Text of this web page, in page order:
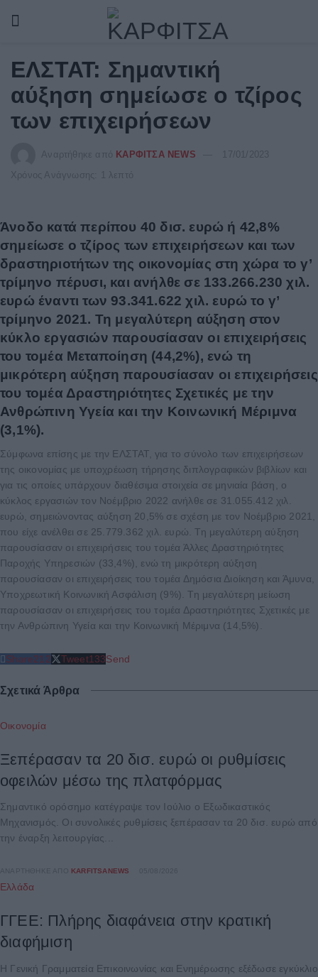
ΕΛΣΤΑΤ: Σημαντική
αύξηση σημείωσε ο τζίρος
των επιχειρήσεων
Αναρτήθηκε από ΚΑΡΦΙΤΣΑ NEWS
17/01/2023
Χρόνος Ανάγνωσης: 1 λεπτό
Άνοδο κατά περίπου 40 δισ. ευρώ ή 42,8%
σημείωσε ο τζίρος των επιχειρήσεων και των
δραστηριοτήτων της οικονομίας στη χώρα το γ’
τρίμηνο πέρυσι, και ανήλθε σε 133.266.230 χιλ.
ευρώ έναντι των 93.341.622 χιλ. ευρώ το γ’
τρίμηνο 2021. Τη μεγαλύτερη αύξηση στον
κύκλο εργασιών παρουσίασαν οι επιχειρήσεις
του τομέα Μεταποίηση (44,2%), ενώ τη
μικρότερη αύξηση παρουσίασαν οι επιχειρήσεις
του τομέα Δραστηριότητες Σχετικές με την
Ανθρώπινη Υγεία και την Κοινωνική Μέριμνα
(3,1%).
Σύμφωνα επίσης με την ΕΛΣΤΑΤ, για το σύνολο των επιχειρήσεων
της οικονομίας με υποχρέωση τήρησης διπλογραφικών βιβλίων και
για τις οποίες υπάρχουν διαθέσιμα στοιχεία σε μηνιαία βάση, ο
κύκλος εργασιών τον Νοέμβριο 2022 ανήλθε σε 31.055.412 χιλ.
ευρώ, σημειώνοντας αύξηση 20,5% σε σχέση με τον Νοέμβριο 2021,
που είχε ανέλθει σε 25.779.362 χιλ. ευρώ. Τη μεγαλύτερη αύξηση
παρουσίασαν οι επιχειρήσεις του τομέα Άλλες Δραστηριότητες
Παροχής Υπηρεσιών (33,4%), ενώ τη μικρότερη αύξηση
παρουσίασαν οι επιχειρήσεις του τομέα Δημόσια Διοίκηση και Άμυνα,
Υποχρεωτική Κοινωνική Ασφάλιση (9%). Τη μεγαλύτερη μείωση
παρουσίασαν οι επιχειρήσεις του τομέα Δραστηριότητες Σχετικές με
την Ανθρώπινη Υγεία και την Κοινωνική Μέριμνα (14,5%).
Share212 Tweet133Send
Σχετικά Άρθρα
Οικονομία
Ξεπέρασαν τα 20 δισ. ευρώ οι ρυθμίσεις
οφειλών μέσω της πλατφόρμας
Σημαντικό ορόσημο κατέγραψε τον Ιούλιο ο Εξωδικαστικός
Μηχανισμός. Οι συνολικές ρυθμίσεις ξεπέρασαν τα 20 δισ. ευρώ από
την έναρξη λειτουργίας...
ΑΝΑΡΤΉΘΗΚΕ ΑΠΌ KARFITSANEWS
Ελλάδα
ΓΓΕΕ: Πλήρης διαφάνεια στην κρατική
διαφήμιση
Η Γενική Γραμματεία Επικοινωνίας και Ενημέρωσης εξέδωσε εγκύκλιο